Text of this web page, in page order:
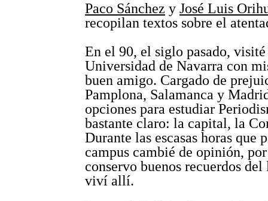
Paco Sánchez y José Luis
recopilan textos sobre el
En el 90, el siglo pasado,
Universidad de Navarra con
buen amigo. Cargado de
Pamplona, Salamanca y
opciones para estudiar
bastante claro: la capital, la
Durante las escasas horas que
campus cambié de opinión,
conservo buenos recuerdos del
viví allí.